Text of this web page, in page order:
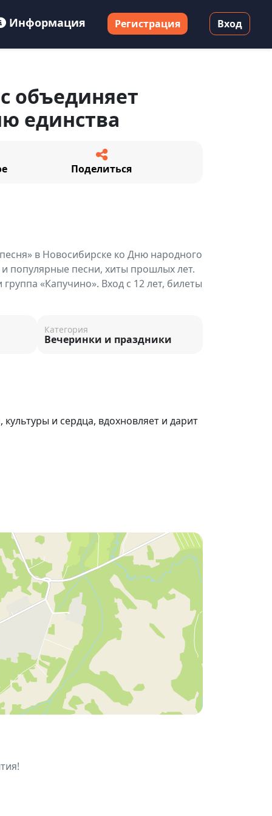
Информация Регистрация Вход
объединяет
единства
Поделиться
в Новосибирске ко Дню народного
популярные песни, хиты прошлых лет.
«Капучино». Вход с 12 лет, билеты
Категория
Вечеринки и праздники
и сердца, вдохновляет и дарит
и группа «Капучино» вокальной
карте будет объявлена